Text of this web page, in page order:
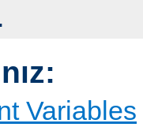
Variables